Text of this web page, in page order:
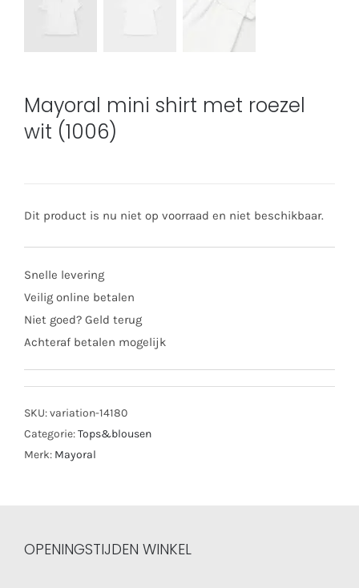
Mayoral mini shirt met roezel
wit (1006)
Dit product is nu niet op voorraad en niet beschikbaar.
Snelle levering
Veilig online betalen
Niet goed? Geld terug
Achteraf betalen mogelijk
SKU:variation-14180
Categorie:Tops&blousen
Merk: Mayoral
OPENINGSTIJDEN WINKEL